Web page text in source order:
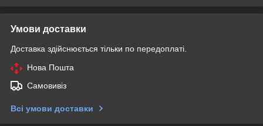
Умови доставки
Доставка здійснюється тільки по передоплаті.
Нова Пошта
Самовивіз
Всі умови доставки